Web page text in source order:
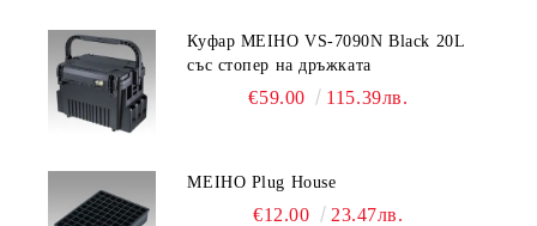
Куфар MEIHO VS-7090N Black 20L
със стопер на дръжката
€59.00 115.39лв.
MEIHO Plug House
€12.00 23.47лв.